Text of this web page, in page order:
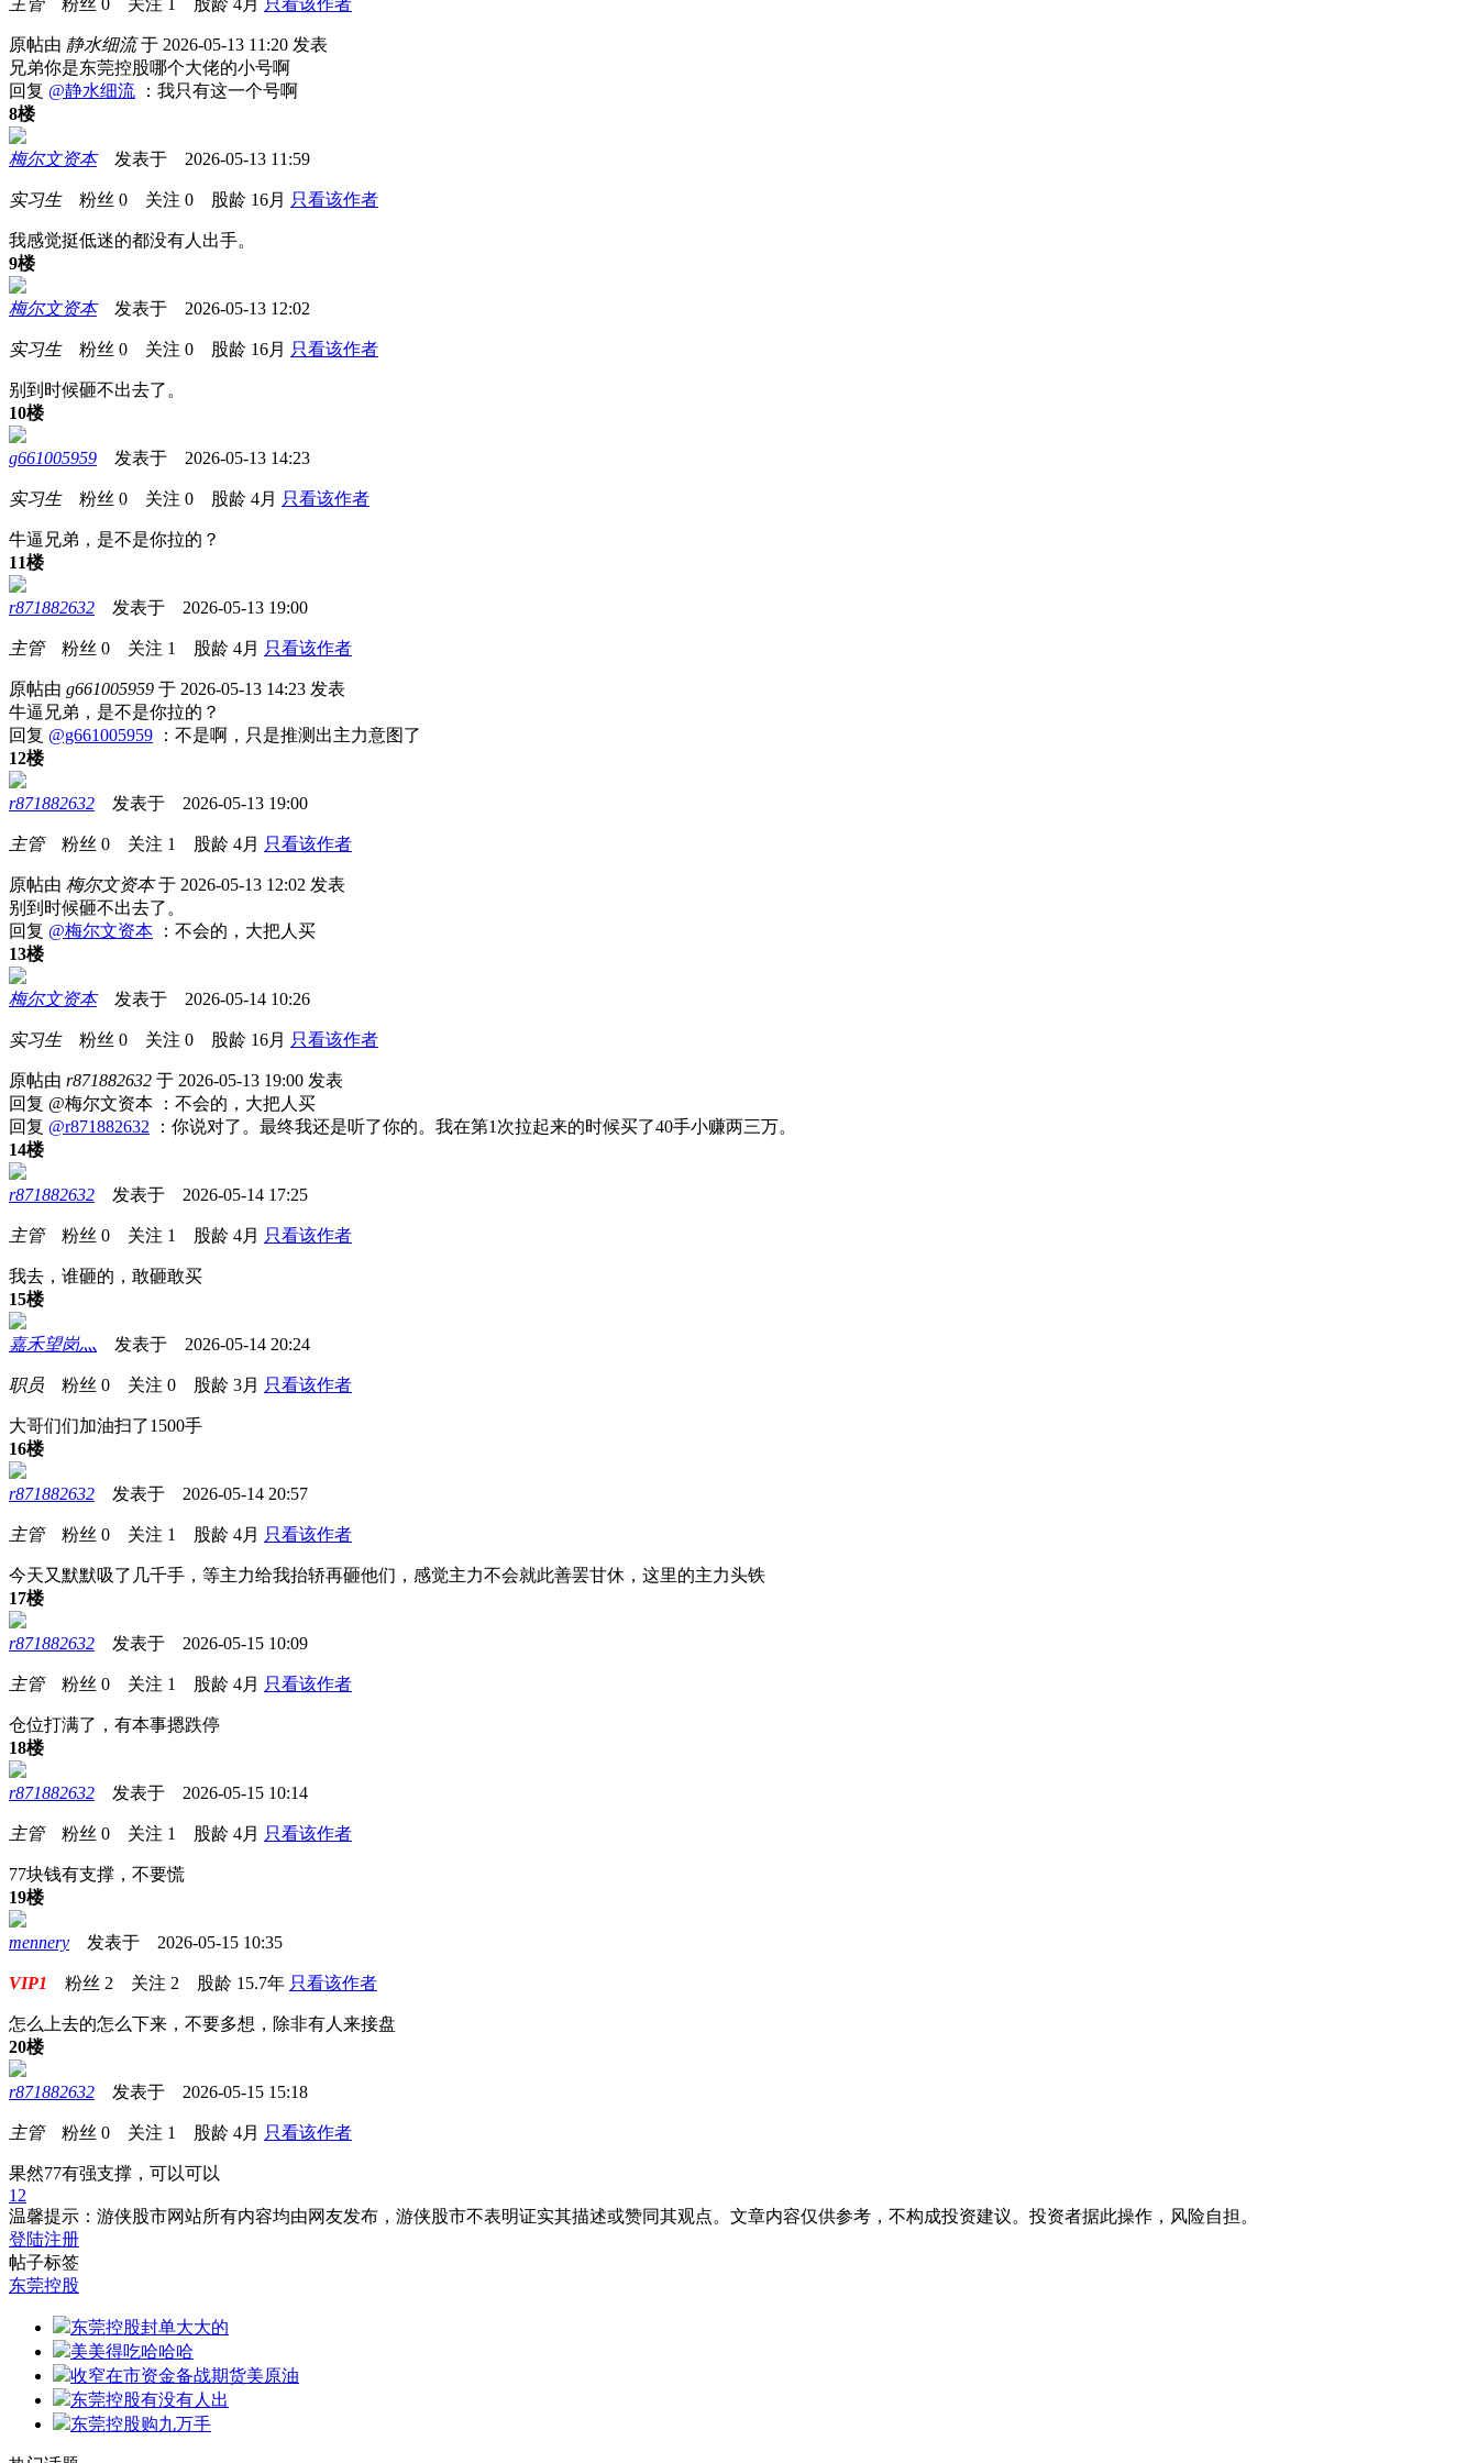
原帖由 静水细流于 2026-05-13 11:20 发表
兄弟你是东莞控股哪个大佬的小号啊
回复 @静水细流 ：我只有这一个号啊
8楼
梅尔文资本发表于 2026-05-13 11:59
实习生粉丝 0 关注 0 股龄 16月 只看该作者
我感觉挺低迷的都没有人出手。
9楼
梅尔文资本发表于 2026-05-13 12:02
实习生粉丝 0 关注 0 股龄 16月 只看该作者
别到时候砸不出去了。
10楼
g661005959 发表于 2026-05-13 14:23
实习生粉丝 0 关注 0 股龄 4月 只看该作者
牛逼兄弟，是不是你拉的？
11楼
r871882632 发表于 2026-05-13 19:00
主管粉丝 0 关注 1 股龄 4月 只看该作者
原帖由 g661005959 于 2026-05-13 14:23 发表
牛逼兄弟，是不是你拉的？
回复 @g661005959 ：不是啊，只是推测出主力意图了
12楼
r871882632 发表于 2026-05-13 19:00
主管粉丝 0 关注 1 股龄 4月 只看该作者
原帖由 梅尔文资本于 2026-05-13 12:02 发表
别到时候砸不出去了。
回复 @梅尔文资本 ：不会的，大把人买
13楼
梅尔文资本发表于 2026-05-14 10:26
实习生粉丝 0 关注 0 股龄 16月 只看该作者
原帖由 r871882632 于 2026-05-13 19:00 发表
回复 @梅尔文资本 ：不会的，大把人买
回复 @r871882632 ：你说对了。最终我还是听了你的。我在第1次拉起来的时候买了40手小赚两三万。
14楼
r871882632 发表于 2026-05-14 17:25
主管粉丝 0 关注 1 股龄 4月 只看该作者
我去，谁砸的，敢砸敢买
15楼
嘉禾望岗灬 发表于 2026-05-14 20:24
职员 粉丝 0 关注 0 股龄 3月 只看该作者
大哥们们加油扫了1500手
16楼
r871882632 发表于 2026-05-14 20:57
主管粉丝 0 关注 1 股龄 4月 只看该作者
今天又默默吸了几千手，等主力给我抬轿再砸他们，感觉主力不会就此善罢甘休，这里的主力头铁
17楼
r871882632 发表于 2026-05-15 10:09
主管粉丝 0 关注 1 股龄 4月 只看该作者
仓位打满了，有本事摁跌停
18楼
r871882632 发表于 2026-05-15 10:14
主管粉丝 0 关注 1 股龄 4月 只看该作者
77块钱有支撑，不要慌
19楼
mennery 发表于 2026-05-15 10:35
VIP1 粉丝 2 关注 2 股龄 15.7年 只看该作者
怎么上去的怎么下来，不要多想，除非有人来接盘
20楼
r871882632 发表于 2026-05-15 15:18
主管粉丝 0 关注 1 股龄 4月 只看该作者
果然77有强支撑，可以可以
1 2
温馨提示：游侠股市网站所有内容均由网友发布，游侠股市不表明证实其描述或赞同其观点。文章内容仅供参考，不构成投资建议。投资者据此操作，风险自担。
登陆注册
帖子标签
东莞控股
东莞控股封单大大的
美美得吃哈哈哈
收窄在市资金备战期货美原油
东莞控股有没有人出
东莞控股购九万手